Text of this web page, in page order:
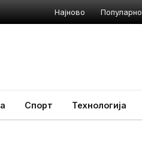
Најново Популарно
Спорт Технологија